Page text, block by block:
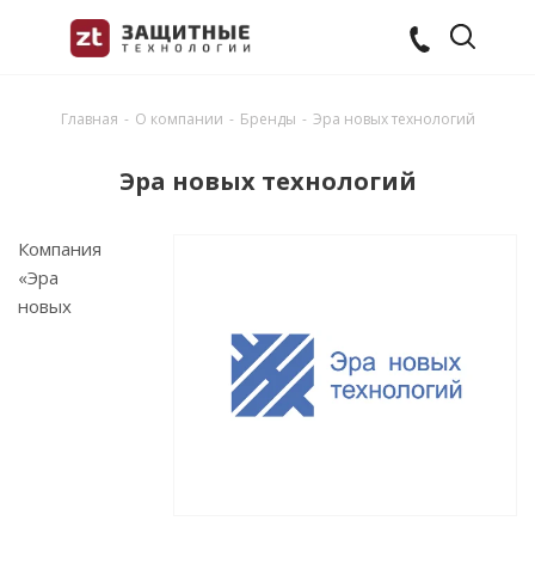
Главная - О компании - Бренды - Эра новых технологий
Эра новых технологий
Компания
«Эра
новых